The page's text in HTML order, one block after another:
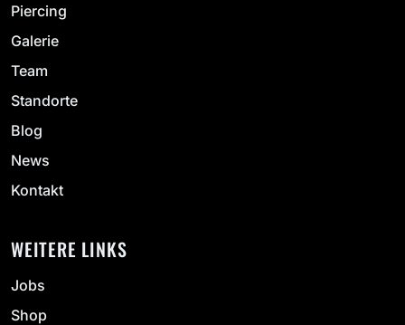
Piercing
Galerie
Team
Standorte
Blog
News
Kontakt
WEITERE LINKS
Jobs
Shop